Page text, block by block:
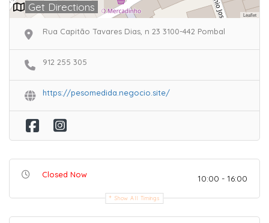
Leaflet
Get Directions
Rua Capitão Tavares Dias, n 23 3100-442 Pombal
912 255 305
https://pesomedida.negocio.site/
Closed Now 10:00 - 16:00
Show All Timings